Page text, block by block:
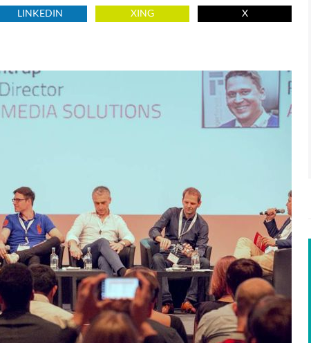
LINKEDIN XING X